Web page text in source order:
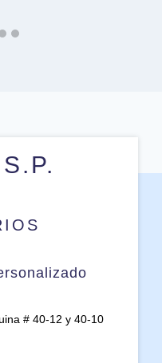
# 40-12 y 40-10